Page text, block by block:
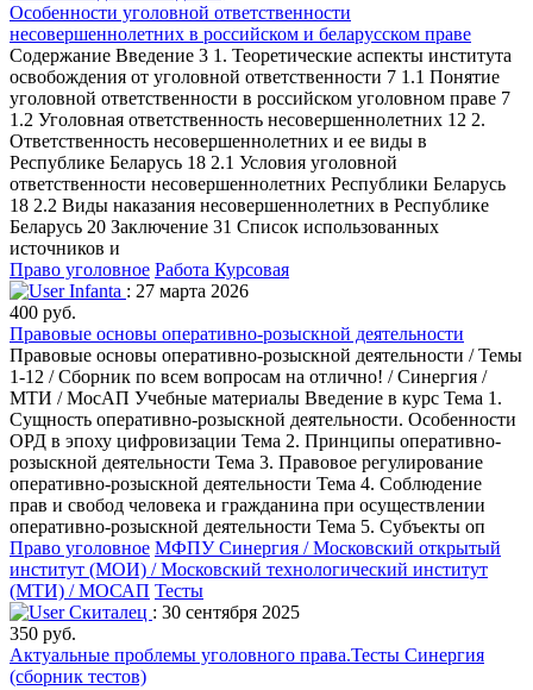
Особенности уголовной ответственности
несовершеннолетних в российском и беларусском праве
Содержание Введение 3 1. Теоретические аспекты института
освобождения от уголовной ответственности 7 1.1 Понятие
уголовной ответственности в российском уголовном праве 7
1.2 Уголовная ответственность несовершеннолетних 12 2.
Ответственность несовершеннолетних и ее виды в
Республике Беларусь 18 2.1 Условия уголовной
ответственности несовершеннолетних Республики Беларусь
18 2.2 Виды наказания несовершеннолетних в Республике
Беларусь 20 Заключение 31 Список использованных
источников и
Право уголовное Работа Курсовая
Infanta : 27 марта 2026
400 руб.
Правовые основы оперативно-розыскной деятельности
Правовые основы оперативно-розыскной деятельности / Темы
1-12 / Сборник по всем вопросам на отлично! / Синергия /
МТИ / МосАП Учебные материалы Введение в курс Тема 1.
Сущность оперативно-розыскной деятельности. Особенности
ОРД в эпоху цифровизации Тема 2. Принципы оперативно-
розыскной деятельности Тема 3. Правовое регулирование
оперативно-розыскной деятельности Тема 4. Соблюдение
прав и свобод человека и гражданина при осуществлении
оперативно-розыскной деятельности Тема 5. Субъекты оп
Право уголовное МФПУ Синергия / Московский открытый
институт (МОИ) / Московский технологический институт
(МТИ) / МОСАП Тесты
Скиталец : 30 сентября 2025
350 руб.
Актуальные проблемы уголовного права.Тесты Синергия
(сборник тестов)